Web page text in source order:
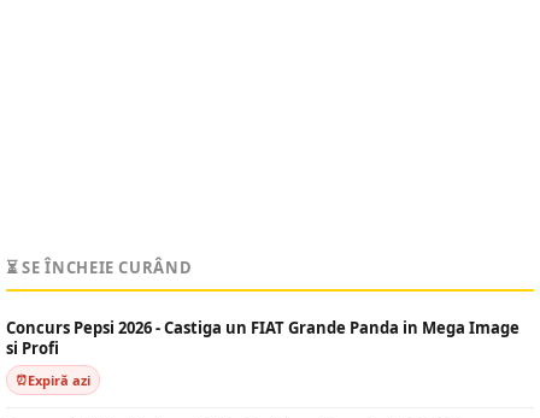
⏳ SE ÎNCHEIE CURÂND
Concurs Pepsi 2026 - Castiga un FIAT Grande Panda in Mega Image
si Profi
Expiră azi